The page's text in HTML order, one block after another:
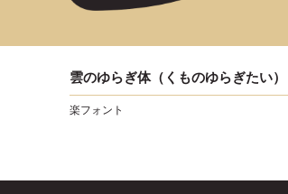
雲のゆらぎ体（くものゆらぎたい）
楽フォント